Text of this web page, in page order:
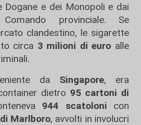
Dogane e dei Monopoli e dai
provinciale. Se
clandestino, le sigarette
circa 3 milioni di euro alle
da Singapore, era
dietro 95 cartoni di
944 scatoloni con
Marlboro, avvolti in involucri